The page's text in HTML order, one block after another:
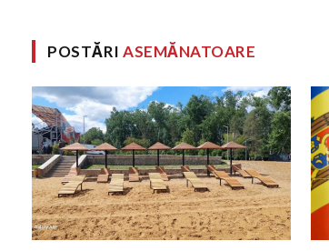
POSTĂRIASEMĂNATOARE